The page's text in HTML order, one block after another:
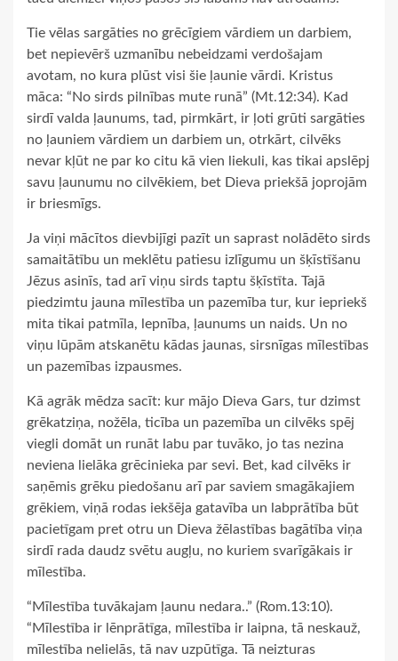
Tie vēlas sargāties no grēcīgiem vārdiem un darbiem,
bet nepievērš uzmanību nebeidzami verdošajam
avotam, no kura plūst visi šie ļaunie vārdi. Kristus
māca: “No sirds pilnības mute runā” (Mt.12:34). Kad
sirdī valda ļaunums, tad, pirmkārt, ir ļoti grūti sargāties
no ļauniem vārdiem un darbiem un, otrkārt, cilvēks
nevar kļūt ne par ko citu kā vien liekuli, kas tikai apslēpj
savu ļaunumu no cilvēkiem, bet Dieva priekšā joprojām
ir briesmīgs.
Ja viņi mācītos dievbijīgi pazīt un saprast nolādēto sirds
samaitātību un meklētu patiesu izlīgumu un šķīstīšanu
Jēzus asinīs, tad arī viņu sirds taptu šķīstīta. Tajā
piedzimtu jauna mīlestība un pazemība tur, kur iepriekš
mita tikai patmīla, lepnība, ļaunums un naids. Un no
viņu lūpām atskanētu kādas jaunas, sirsnīgas mīlestības
un pazemības izpausmes.
Kā agrāk mēdza sacīt: kur mājo Dieva Gars, tur dzimst
grēkatziņa, nožēla, ticība un pazemība un cilvēks spēj
viegli domāt un runāt labu par tuvāko, jo tas nezina
neviena lielāka grēcinieka par sevi. Bet, kad cilvēks ir
saņēmis grēku piedošanu arī par saviem smagākajiem
grēkiem, viņā rodas iekšēja gatavība un labprātība būt
pacietīgam pret otru un Dieva žēlastības bagātība viņa
sirdī rada daudz svētu augļu, no kuriem svarīgākais ir
mīlestība.
“Mīlestība tuvākajam ļaunu nedara..” (Rom.13:10).
“Mīlestība ir lēnprātīga, mīlestība ir laipna, tā neskauž,
mīlestība nelielās, tā nav uzpūtīga. Tā neizturas